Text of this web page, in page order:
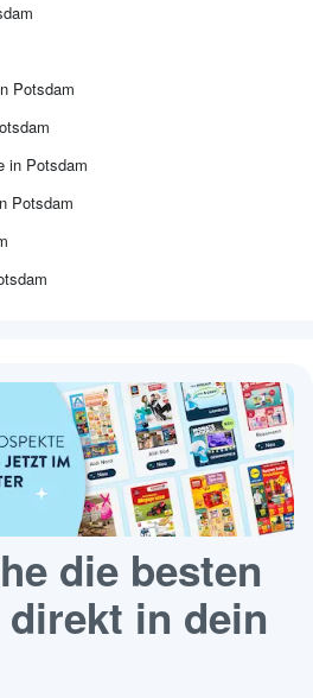
Potsdam
in Potsdam
Potsdam
die besten
in dein